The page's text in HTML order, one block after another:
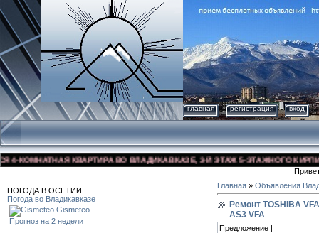
главная регистрация вход
КОМНАТНАЯ КВАРТИРА ВО ВЛАДИКАВКАЗЕ, 3-Й ЭТАЖ 5-ЭТАЖНОГО
ПОГОДА В ОСЕТИИ
Погода во Владикавказе
Gismeteo
Прогноз на 2 недели
Главная » Объявления
Ремонт TOSHIBA
AS3 VFA
Предложение |